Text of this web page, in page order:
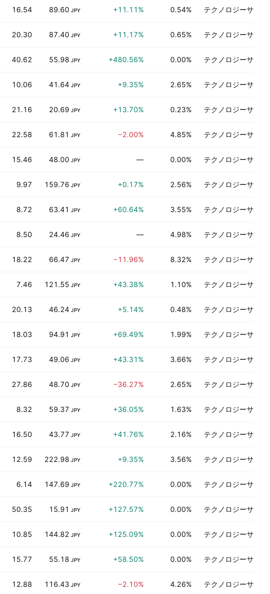
16.54 89.60 JPY +11.11% 0.54% テクノロジーサービ
20.30 87.40 JPY +11.17% 0.65% テクノロジーサービ
40.62 55.98 JPY +480.56% 0.00% テクノロジーサービ
10.06 41.64 JPY +9.35% 2.65% テクノロジーサービ
21.16 20.69 JPY +13.70% 0.23% テクノロジーサービ
22.58 61.81 JPY −2.00% 4.85% テクノロジーサービ
15.46 48.00 JPY — 0.00% テクノロジーサービ
9.97 159.76 JPY +0.17% 2.56% テクノロジーサービ
8.72 63.41 JPY +60.64% 3.55% テクノロジーサービ
8.50 24.46 JPY — 4.98% テクノロジーサービ
18.22 66.47 JPY −11.96% 8.32% テクノロジーサービ
7.46 121.55 JPY +43.38% 1.10% テクノロジーサービ
20.13 46.24 JPY +5.14% 0.48% テクノロジーサービ
18.03 94.91 JPY +69.49% 1.99% テクノロジーサービ
17.73 49.06 JPY +43.31% 3.66% テクノロジーサービ
27.86 48.70 JPY −36.27% 2.65% テクノロジーサービ
8.32 59.37 JPY +36.05% 1.63% テクノロジーサービ
16.50 43.77 JPY +41.76% 2.16% テクノロジーサービ
12.59 222.98 JPY +9.35% 3.56% テクノロジーサービ
6.14 147.69 JPY +220.77% 0.00% テクノロジーサービ
50.35 15.91 JPY +127.57% 0.00% テクノロジーサービ
10.85 144.82 JPY +125.09% 0.00% テクノロジーサービ
15.77 55.18 JPY +58.50% 0.00% テクノロジーサービ
12.88 116.43 JPY −2.10% 4.26% テクノロジーサービ